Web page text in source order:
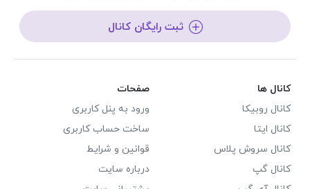
ثبت رایگان کانال
کانال ها
کانال روبیکا
کانال ایتا
کانال سروش پلاس
کانال گپ
صفحات
ورود به پنل کاربری
ساخت حساب کاربری
قوانین و شرایط
درباره سایت